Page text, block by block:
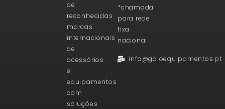
de
reconhecidas
marcas
internacionais
de
acessórios
e
equipamentos
com
soluções
*chamada
para rede
fixa
nacional
info@galoequipamentos.pt